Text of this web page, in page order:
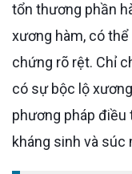
tổn thương phần
xương hàm, có
chứng rõ rệt. Chỉ
có sự bộc lộ
phương pháp điều
kháng sinh và súc